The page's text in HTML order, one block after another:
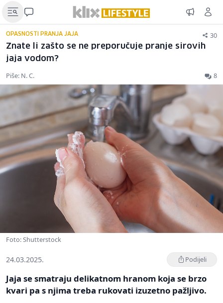
OPASNOSTI PRANJA JAJA 30
Znate li zašto se ne preporučuje pranje sirovih
jaja vodom?
Piše: N. C. 8
Foto: Shutterstock
24.03.2025. Podijeli
Jaja se smatraju delikatnom hranom koja se brzo
kvari pa s njima treba rukovati izuzetno pažljivo.